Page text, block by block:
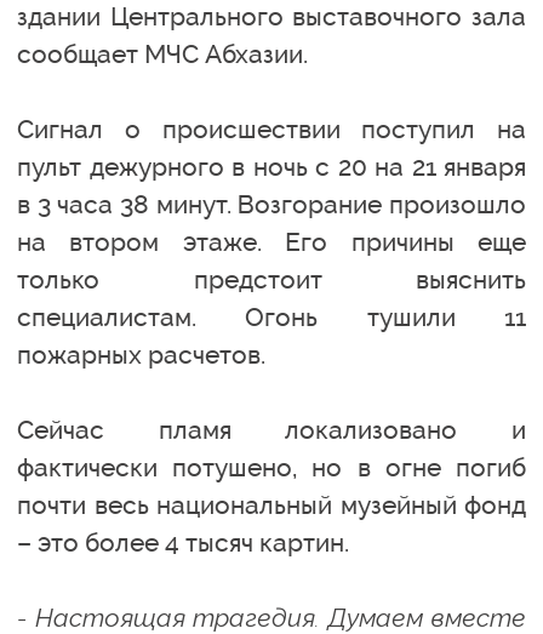
здании Центрального выставочного зала
сообщает МЧС Абхазии.
Сигнал о происшествии поступил на
пульт дежурного в ночь с 20 на 21 января
в 3 часа 38 минут. Возгорание произошло
на втором этаже. Его причины еще
только предстоит выяснить
специалистам. Огонь тушили 11
пожарных расчетов.
Сейчас пламя локализовано и
фактически потушено, но в огне погиб
почти весь национальный музейный фонд
– это более 4 тысяч картин.
- Настоящая трагедия. Думаем вместе